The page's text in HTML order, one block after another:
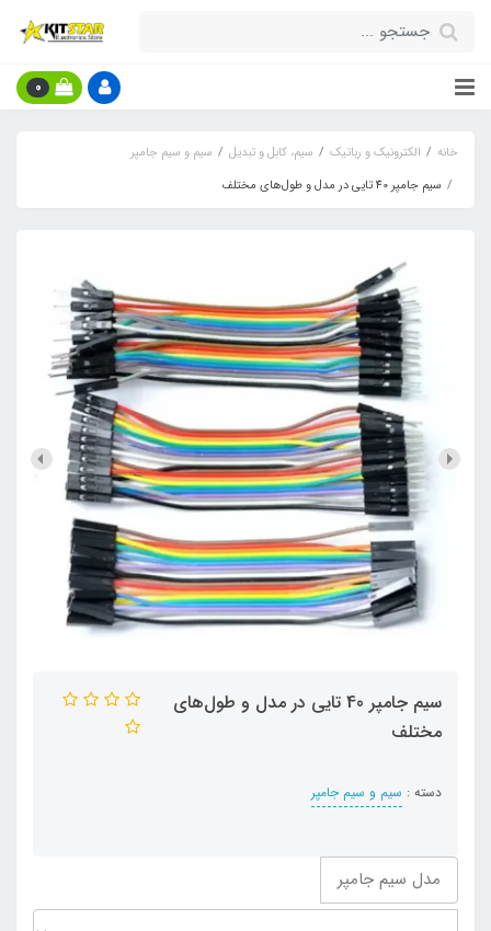
0
خانه الکترونیک و رباتیک سیم، کابل و تبدیل
سیم و سیم جامپر
سیم جامپر 40 تایی در مدل و طول‌های مختلف
سیم جامپر 40 تایی در مدل و طول‌های
مختلف
دسته : سیم و سیم جامپر
مدل سیم جامپر